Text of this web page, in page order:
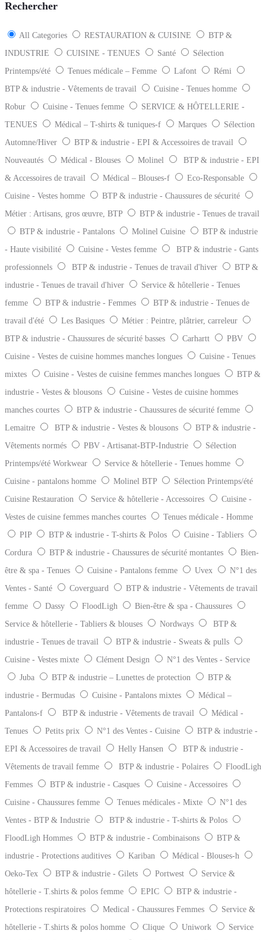
Rechercher
All Categories RESTAURATION & CUISINE
BTP &
INDUSTRIE
CUISINE - TENUES Santé
Sélection
Printemps/été
Tenues médicale – Femme Lafont
Rémi
BTP & industrie - Vêtements de travail
Cuisine - Tenues homme
Robur
Cuisine - Tenues femme
SERVICE & HÔTELLERIE -
TENUES
Médical – T-shirts & tuniques-f Marques
Sélection
Automne/Hiver
BTP & industrie - EPI & Accessoires de travail
Nouveautés
Médical - Blouses Molinel
BTP & industrie - EPI
& Accessoires de travail
Médical – Blouses-f
Eco-Responsable
Cuisine - Vestes homme
BTP & industrie - Chaussures de sécurité
Métier : Artisans, gros œuvre, BTP
BTP & industrie - Tenues de travail
BTP & industrie - Pantalons
Molinel Cuisine
BTP & industrie
- Haute visibilité
Cuisine - Vestes femme
BTP & industrie - Gants
professionnels
BTP & industrie - Tenues de travail d'hiver
BTP &
industrie - Tenues de travail d'hiver
Service & hôtellerie - Tenues
femme
BTP & industrie - Femmes
BTP & industrie - Tenues de
travail d'été
Les Basiques
Métier : Peintre, plâtrier, carreleur
BTP & industrie - Chaussures de sécurité basses
Carhartt
PBV
Cuisine - Vestes de cuisine hommes manches longues
Cuisine - Tenues
mixtes
Cuisine - Vestes de cuisine femmes manches longues
BTP &
industrie - Vestes & blousons
Cuisine - Vestes de cuisine hommes
manches courtes
BTP & industrie - Chaussures de sécurité femme
Lemaitre
BTP & industrie - Vestes & blousons
BTP & industrie -
Vêtements normés
PBV - Artisanat-BTP-Industrie
Sélection
Printemps/été Workwear
Service & hôtellerie - Tenues homme
Cuisine - pantalons homme
Molinel BTP
Sélection Printemps/été
Cuisine Restauration
Service & hôtellerie - Accessoires
Cuisine -
Vestes de cuisine femmes manches courtes
Tenues médicale - Homme
PIP
BTP & industrie - T-shirts & Polos
Cuisine - Tabliers
Cordura
BTP & industrie - Chaussures de sécurité montantes
Bien-
être & spa - Tenues
Cuisine - Pantalons femme Uvex
N°1 des
Ventes - Santé
Coverguard
BTP & industrie - Vêtements de travail
femme
Dassy FloodLigh
Bien-être & spa - Chaussures
Service & hôtellerie - Tabliers & blouses
Nordways
BTP &
industrie - Tenues de travail
BTP & industrie - Sweats & pulls
Cuisine - Vestes mixte
Clément Design
N°1 des Ventes - Service
Juba
BTP & industrie – Lunettes de protection
BTP &
industrie - Bermudas
Cuisine - Pantalons mixtes
Médical –
Pantalons-f
BTP & industrie - Vêtements de travail
Médical -
Tenues
Petits prix N°1 des Ventes - Cuisine
BTP & industrie -
EPI & Accessoires de travail
Helly Hansen
BTP & industrie -
Vêtements de travail femme
BTP & industrie - Polaires
FloodLigh
Femmes
BTP & industrie - Casques
Cuisine - Accessoires
Cuisine - Chaussures femme
Tenues médicales - Mixte
N°1 des
Ventes - BTP & Industrie
BTP & industrie - T-shirts & Polos
FloodLigh Hommes
BTP & industrie - Combinaisons
BTP &
industrie - Protections auditives
Kariban
Médical - Blouses-h
Oeko-Tex
BTP & industrie - Gilets Portwest
Service &
hôtellerie - T.shirts & polos femme
EPIC
BTP & industrie -
Protections respiratoires
Medical - Chaussures Femmes
Service &
hôtellerie - T.shirts & polos homme
Clique Uniwork
Service